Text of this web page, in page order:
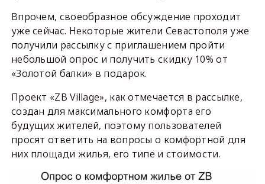
Впрочем, своеобразное обсуждение проходит
уже сейчас. Некоторые жители Севастополя уже
получили рассылку с приглашением пройти
небольшой опрос и получить скидку 10% от
«Золотой балки» в подарок.
Проект «ZB Village», как отмечается в рассылке,
создан для максимального комфорта его
будущих жителей, поэтому пользователей
просят ответить на вопросы о комфортной для
них площади жилья, его типе и стоимости.